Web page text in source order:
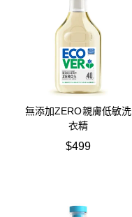
無添加ZERO親膚低敏洗
衣精
$499